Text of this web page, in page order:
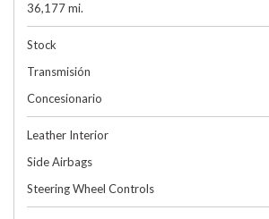
36,177 mi.
Stock
Transmisión
Concesionario
Leather Interior
Side Airbags
Steering Wheel Controls